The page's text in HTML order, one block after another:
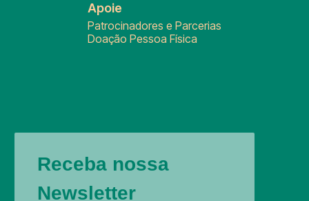
Apoie
Patrocinadores e Parcerias
Doação Pessoa Física